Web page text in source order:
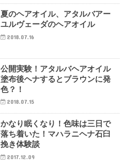
夏のヘアオイル、アタルバアー
ユルヴェーダのヘアオイル
2018.07.16
公開実験！アタルバヘアオイル
塗布後ヘナするとブラウンに発
色？！
2018.07.15
かなり眠くなり！色味は三日で
落ち着いた！マハラニヘナ石臼
挽き体験談
2017.12.09